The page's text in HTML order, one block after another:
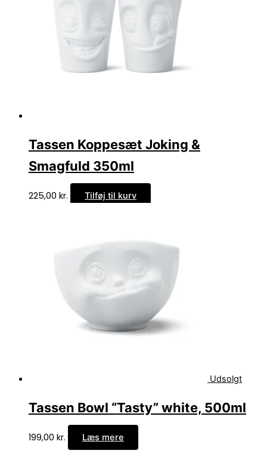
Tassen Koppesæt Joking &
Smagfuld 350ml
225,00 kr. Tilføj til kurv
Udsolgt
Tassen Bowl “Tasty” white, 500ml
199,00 kr. Læs mere